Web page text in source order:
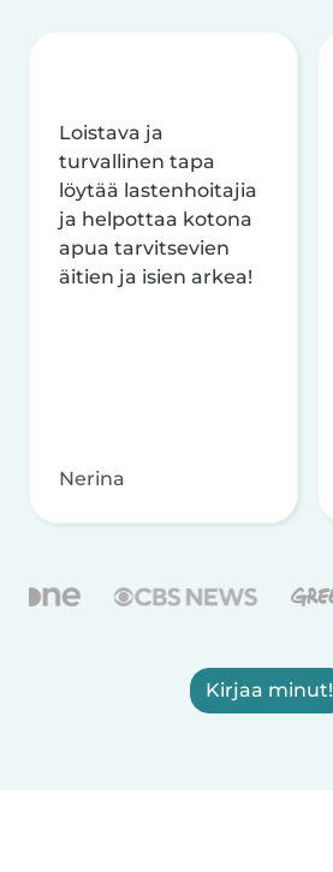
Loistava ja
turvallinen tapa
löytää lastenhoitajia
ja helpottaa kotona
apua tarvitsevien
äitien ja isien arkea!
Nerina
Kirjaa minut!